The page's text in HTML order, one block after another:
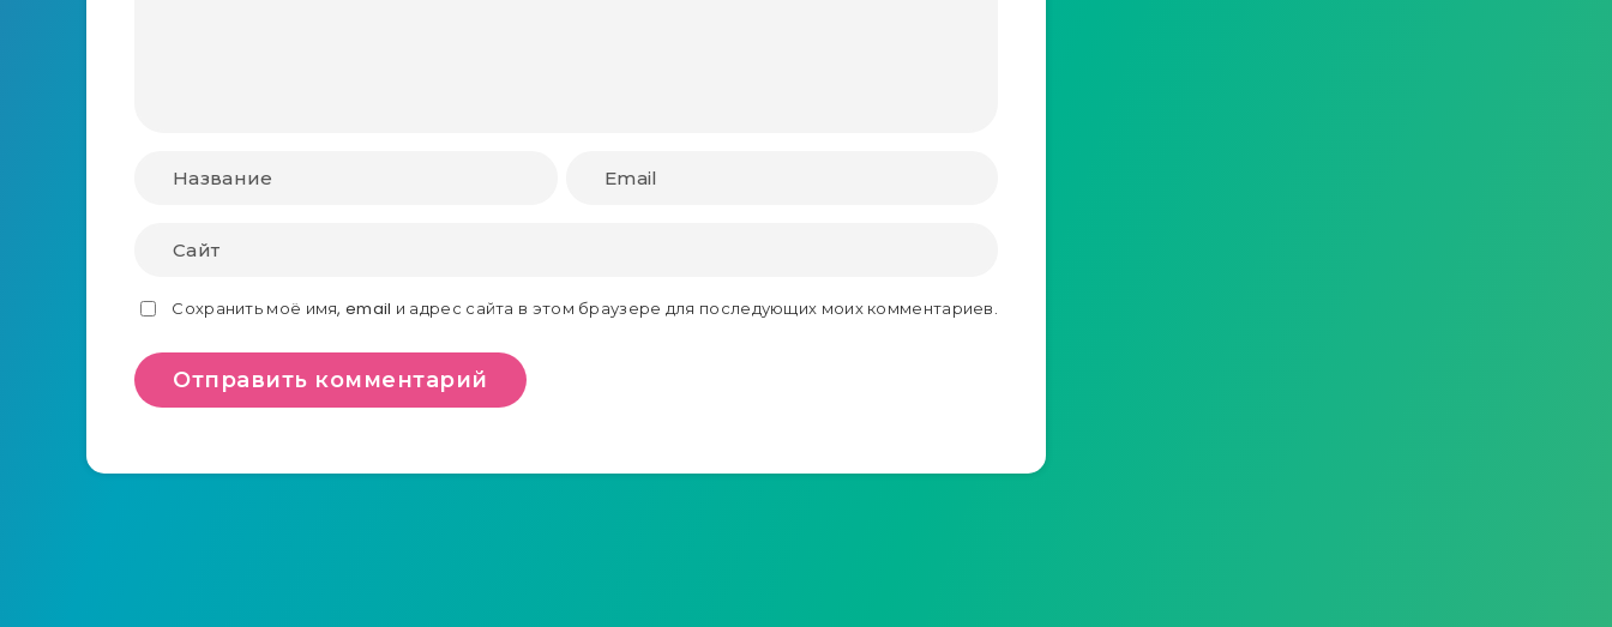
Сохранить моё имя, email и адрес сайта в этом браузере для последующих моих комментариев.